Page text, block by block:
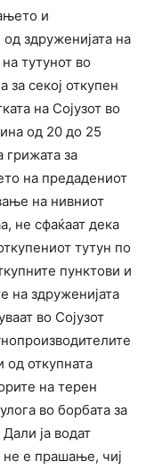
и
здруженијата на
тутунот во
за секој откупен
на Сојузот во
од 20 до 25
грижата за
на предадениот
на нивниот
не сфаќаат дека
тутун по
пунктови и
на здруженијата
во Сојузот
откупната
на терен
во борбата за
ја водат
не е прашање, чиј